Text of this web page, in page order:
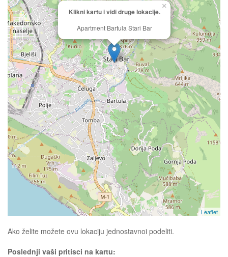
Klikni kartu i vidi druge lokacije.
Apartment Bartula Stari Bar
×
Leaflet
Ako želite možete ovu lokaciju jednostavnoi podeliti.
Poslednji vaši pritisci na kartu: